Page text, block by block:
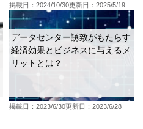
掲載日：2024/10/30更新日：2025/5/19
データセンター誘致がもたらす
経済効果とビジネスに与えるメ
リットとは？
掲載日：2023/6/30更新日：2023/6/28